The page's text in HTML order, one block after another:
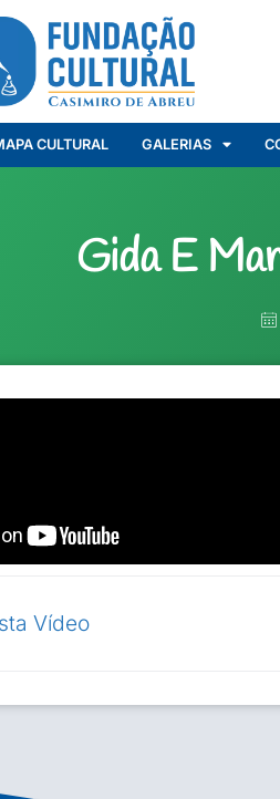
CULTURAL GALERIAS
Gida E
Vídeo